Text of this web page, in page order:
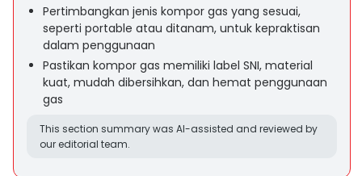
Pertimbangkan jenis kompor gas yang sesuai,
seperti portable atau ditanam, untuk kepraktisan
dalam penggunaan
Pastikan kompor gas memiliki label SNI, material
kuat, mudah dibersihkan, dan hemat penggunaan
gas
This section summary was AI-assisted and reviewed by
our editorial team.